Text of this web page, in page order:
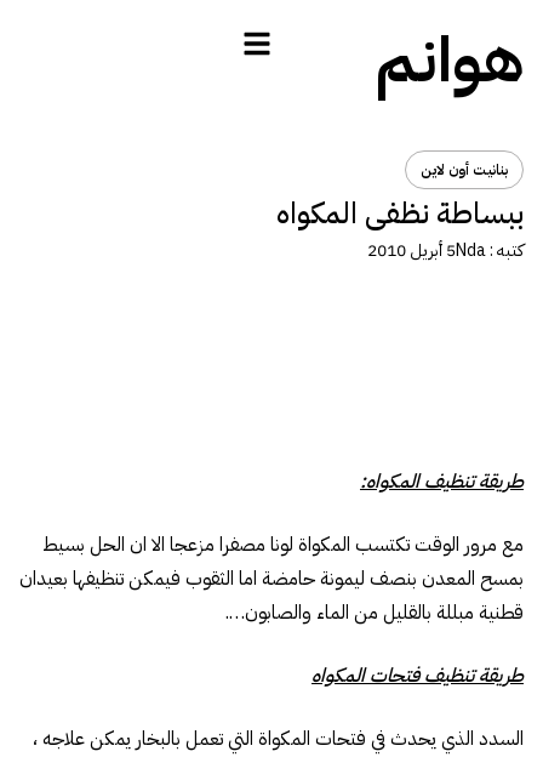
هوانم
بنانيت أون لاين
ببساطة نظفى المكواه
كتبه :Nda5 أبريل 2010
طريقة تنظيف المكواه:
مع مرور الوقت تكتسب المكواة لونا مصفرا مزعجا الا ان الحل بسيط
بمسح المعدن بنصف ليمونة حامضة اما الثقوب فيمكن تنظيفها بعيدان
قطنية مبللة بالقليل من الماء والصابون….
طريقة تنظيف فتحات المكواه
السدد الذي يحدث في فتحات المكواة التي تعمل بالبخار يمكن علاجه ،